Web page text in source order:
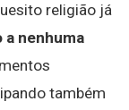
religião já
nenhuma
também